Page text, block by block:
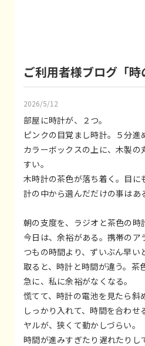
ご利用者様ブログ「時
2026/5/12
部屋に時計が、２つ。
ピンクの目覚まし時計。５分進
カラーボックスの上に、木製の
すい。
木時計の茶色が落ち着く。目
計の中から選んだだけの事はあ
朝の支度を、ラジオと茶色の時
今日は、余裕がある。携帯のア
つもの時間より、ずいぶん早い
取ると、時計と時間が違う。茶
急に、私に余裕がなくなる。
慌てて、時計の電池を見たら斜
しっかり入れて、時間を合わせ
ヤルが、狭くて動かしづらい。
時間が進みすぎたり遅れたりし